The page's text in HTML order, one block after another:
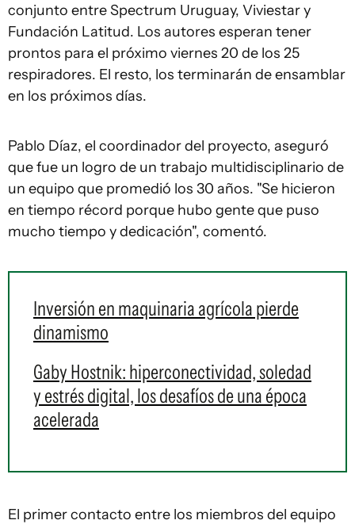
conjunto entre Spectrum Uruguay, Viviestar y
Fundación Latitud. Los autores esperan tener
prontos para el próximo viernes 20 de los 25
respiradores. El resto, los terminarán de ensamblar
en los próximos días.
Pablo Díaz, el coordinador del proyecto, aseguró
que fue un logro de un trabajo multidisciplinario de
un equipo que promedió los 30 años. "Se hicieron
en tiempo récord porque hubo gente que puso
mucho tiempo y dedicación", comentó.
Inversión en maquinaria agrícola pierde
dinamismo
Gaby Hostnik: hiperconectividad, soledad
y estrés digital, los desafíos de una época
acelerada
El primer contacto entre los miembros del equipo